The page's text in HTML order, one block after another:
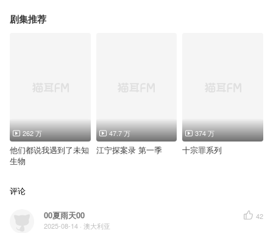
剧集推荐
262 万
他们都说我遇到了未知
生物
47.7 万
江宁探案录 第一季
374 万
十宗罪系列
评论
00夏雨天00
2025-08-14 · 澳大利亚
42